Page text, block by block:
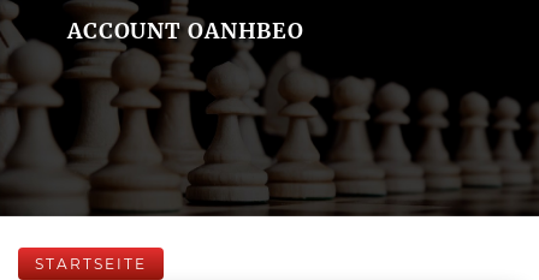
ACCOUNT OANHBEO
STARTSEITE